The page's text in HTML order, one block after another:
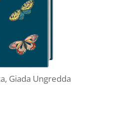
, Giada Ungredda